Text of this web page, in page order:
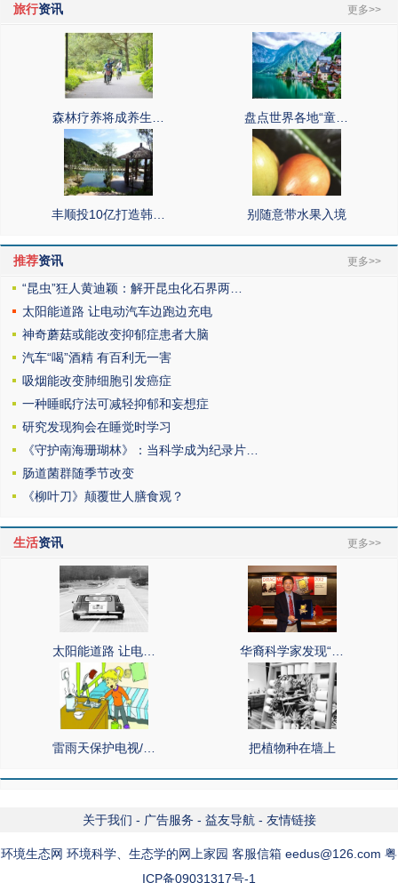
旅行资讯 更多>>
森林疗养将成养生… 盘点世界各地“童…
丰顺投10亿打造韩… 别随意带水果入境
推荐资讯 更多>>
“昆虫”狂人黄迪颖：解开昆虫化石界两…
太阳能道路 让电动汽车边跑边充电
神奇蘑菇或能改变抑郁症患者大脑
汽车“喝”酒精 有百利无一害
吸烟能改变肺细胞引发癌症
一种睡眠疗法可减轻抑郁和妄想症
研究发现狗会在睡觉时学习
《守护南海珊瑚林》：当科学成为纪录片…
肠道菌群随季节改变
《柳叶刀》颠覆世人膳食观？
生活资讯 更多>>
太阳能道路 让电… 华裔科学家发现“…
雷雨天保护电视/… 把植物种在墙上
关于我们 - 广告服务 - 益友导航 - 友情链接
环境生态网 环境科学、生态学的网上家园 客服信箱 eedus@126.com 粤
ICP备09031317号-1